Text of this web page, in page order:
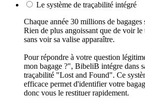
Le système de traçabilité intégré
Chaque année 30 millions de bagages
Rien de plus angoissant que de voir le
sans voir sa valise apparaître.
Pour répondre à votre question
mon bagage ?", BibeliB intégre dans
traçabilité "Lost and Found". Ce
efficace permet d'identifier votre
donc vous le restituer rapidement.